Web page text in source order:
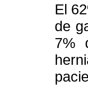
El
de
7%